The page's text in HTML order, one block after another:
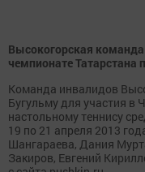
Высокогорская
чемпионате Татарстана
Команда инвалидов
Бугульму для участия в
настольному теннису
19 по 21 апреля 2013
Шангараева, Дания
Закиров, Евгений